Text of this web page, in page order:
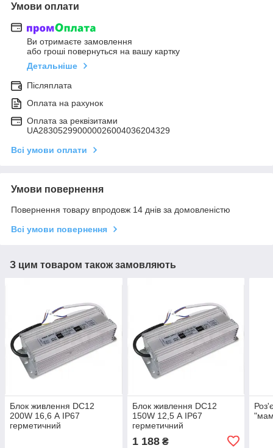
Умови оплати
Ви отримаєте замовлення
або гроші повернуться на вашу картку
Детальніше
Післяплата
Оплата на рахунок
Оплата за реквізитами
UA283052990000026004036204329
Всі умови оплати
Умови повернення
Повернення товару впродовж 14 днів за домовленістю
Всі умови повернення
З цим товаром також замовляють
Блок живлення DC12
200W 16,6 А IP67
герметичний
Блок живлення DC12
150W 12,5 А IP67
герметичний
1 188₴